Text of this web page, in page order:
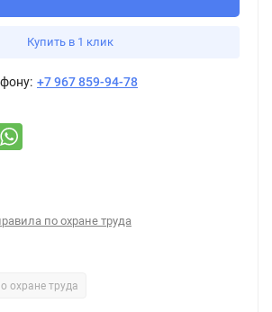
Купить в 1 клик
+7 967 859-94-78
по охране труда
охране труда